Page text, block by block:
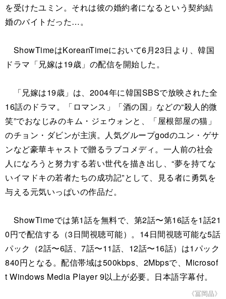
を受けたユミン。それは彼の婚約者になるという契約結
婚のバイトだった…。
ShowTimeはKoreanTimeにおいて6月23日より、韓国
ドラマ「兄嫁は19歳」の配信を開始した。
「兄嫁は19歳」は、2004年に韓国SBSで放映された全
16話のドラマ。「ロマンス」「酒の国」などの“殺人的微
笑”でおなじみのキム・ジェウォンと、「屋根部屋の猫」
のチョン・ダビンが主演。人気グループgodのユン・ゲサ
ンなど豪華キャストで贈るラブコメディ。一人前の社会
人になろうと努力する若い世代を描き出し、“夢を持てな
いイマドキの若者たちの成功記”として、見る者に勇気を
与える元気いっぱいの作品だ。
ShowTimeでは第1話を無料で、第2話〜第16話を1話21
0円で配信する（3日間視聴可能）。14日間視聴可能な5話
パック（2話〜6話、7話〜11話、12話〜16話）は1パック
840円となる。配信帯域は500kbps、2Mbpsで、Microsof
t Windows Media Player 9以上が必要。日本語字幕付。
《冨岡晶》